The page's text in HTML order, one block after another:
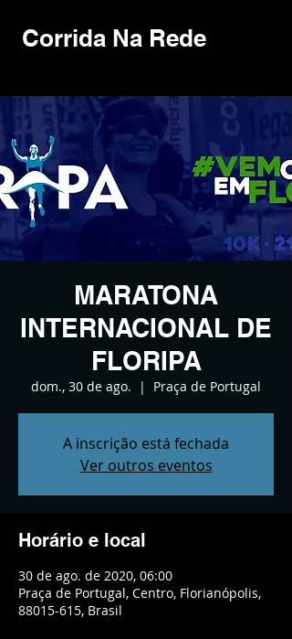
Corrida Na Rede
MARATONA
INTERNACIONAL DE
FLORIPA
dom., 30 de ago.
  |
Praça de Portugal
A inscrição está fechada
Ver outros eventos
Horário e local
30 de ago. de 2020, 06:00
Praça de Portugal, Centro, Florianópolis,
88015-615, Brasil